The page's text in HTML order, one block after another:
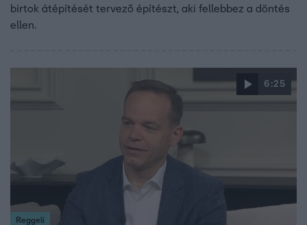
birtok átépítését tervező építészt, aki fellebbez a döntés
ellen.
6:25
Reggeli